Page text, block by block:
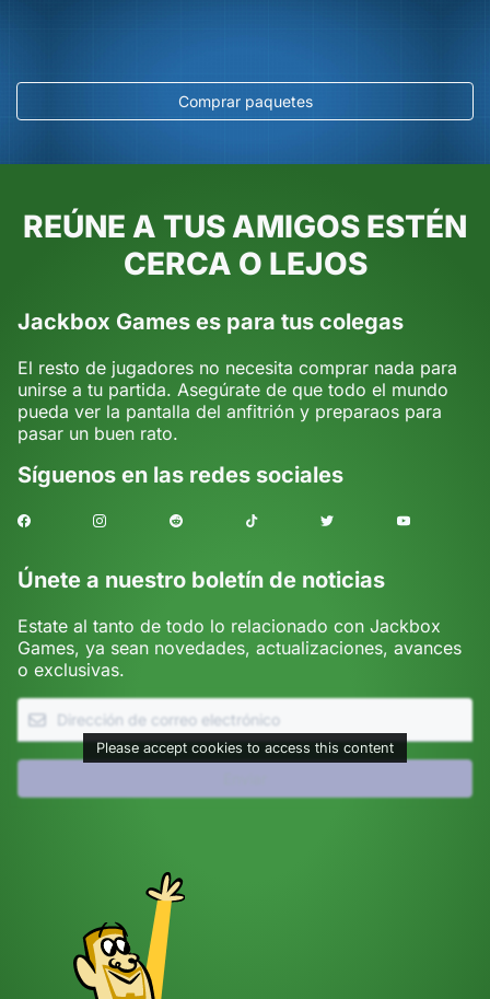
Comprar paquetes
REÚNE A TUS AMIGOS ESTÉN
CERCA O LEJOS
Jackbox Games es para tus colegas
El resto de jugadores no necesita comprar nada para
unirse a tu partida. Asegúrate de que todo el mundo
pueda ver la pantalla del anfitrión y preparaos para
pasar un buen rato.
Síguenos en las redes sociales
FacebookInstagramReddit TikTok Twitter Youtube
Únete a nuestro boletín de noticias
Estate al tanto de todo lo relacionado con Jackbox
Games, ya sean novedades, actualizaciones, avances
o exclusivas.
Please accept cookies to access this content